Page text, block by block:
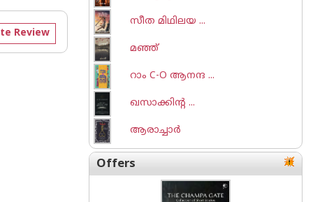
Review
സീത മിഥിലയ ...
മഞ്ഞ്
റാം C-O ആനന്ദ ...
ഖസാക്കിന്റ ...
ആരാച്ചാര്‍
Offers